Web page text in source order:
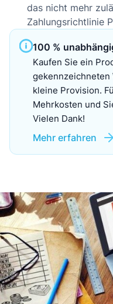
das nicht mehr
Zahlungsrichtlinie
100 %
Kaufen Sie ein
gekennzeichneten
kleine Provision.
Mehrkosten und
Vielen Dank!
Mehr erfahren